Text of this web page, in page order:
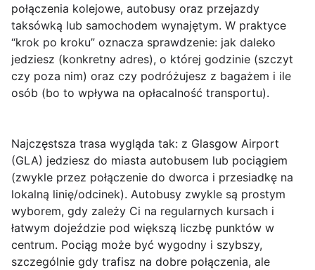
połączenia kolejowe, autobusy oraz przejazdy
taksówką lub samochodem wynajętym. W praktyce
“krok po kroku” oznacza sprawdzenie: jak daleko
jedziesz (konkretny adres), o której godzinie (szczyt
czy poza nim) oraz czy podróżujesz z bagażem i ile
osób (bo to wpływa na opłacalność transportu).
Najczęstsza trasa wygląda tak: z Glasgow Airport
(GLA) jedziesz do miasta autobusem lub pociągiem
(zwykle przez połączenie do dworca i przesiadkę na
lokalną linię/odcinek). Autobusy zwykle są prostym
wyborem, gdy zależy Ci na regularnych kursach i
łatwym dojeździe pod większą liczbę punktów w
centrum. Pociąg może być wygodny i szybszy,
szczególnie gdy trafisz na dobre połączenia, ale